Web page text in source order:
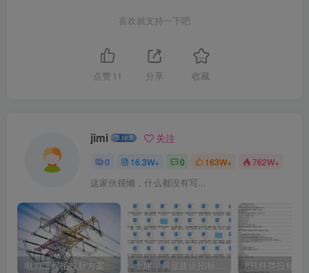
喜欢就支持一下吧
点赞 11 分享 收藏
jimi 关注
0 16.3W+ 0 163W+ 762W+
这家伙很懒，什么都没有写...
电力工程招投标方案模板 土建、房屋建设招标文件标书模板 it软件类投标书